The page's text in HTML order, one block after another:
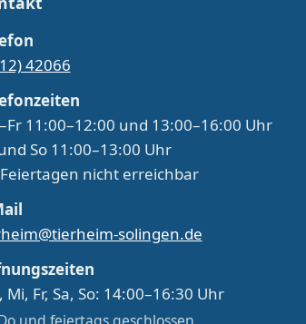
42066
11:00–12:00 und 13:00–16:00 Uhr
So 11:00–13:00 Uhr
nicht erreichbar
solingen.de
Mi, Fr, Sa, So: 14:00–16:30 Uhr